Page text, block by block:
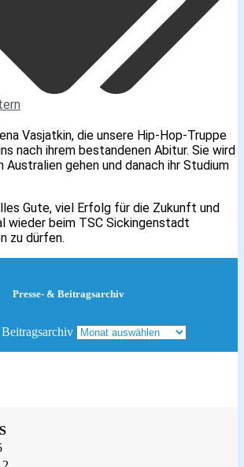
Vasjatkin, die unsere Hip-Hop-Truppe
nach ihrem bestandenen Abitur. Sie wird
Australien gehen und danach ihr Studium
Gute, viel Erfolg für die Zukunft und
wieder beim TSC Sickingenstadt
zu dürfen.
Presse- & Beitragsarchiv
S